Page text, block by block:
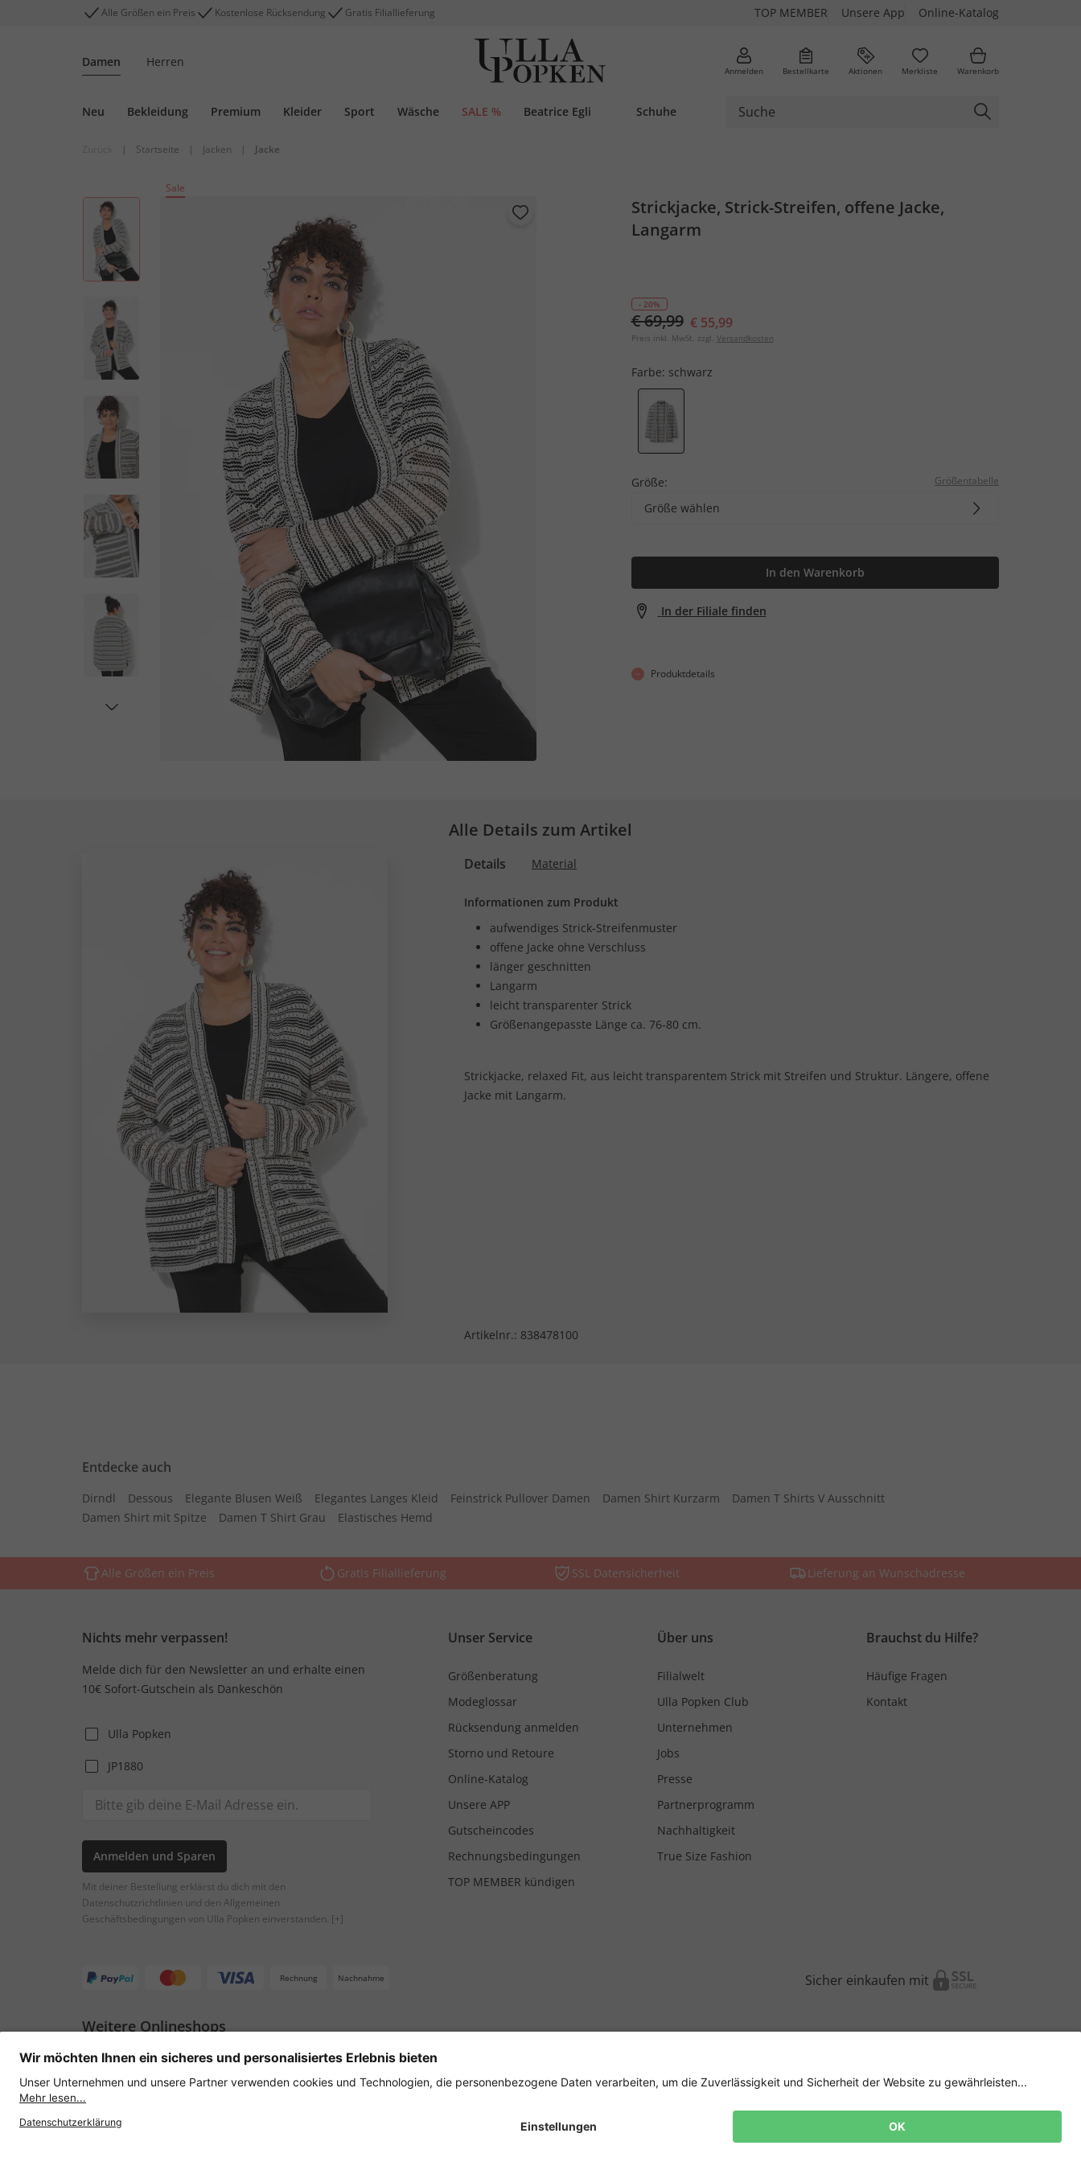
Alle Größen ein Preis Kostenlose Rücksendung Gratis Filiallieferung TOP MEMBER Unsere App Online-Katalog
Damen Herren
Anmelden Bestellkarte Aktionen Merkliste Warenkorb
Neu Bekleidung Premium Kleider Sport Wäsche SALE % Beatrice Egli Schuhe
| Startseite | Jacken | Jacke
Sale
Strickjacke, Strick-Streifen, offene Jacke,
Langarm
- 20%
€ 69,99 € 55,99
Preis inkl. MwSt. zzgl. Versandkosten
Farbe: schwarz
Größe: Größentabelle
Größe wählen
In den Warenkorb
In der Filiale finden
Produktdetails
Alle Details zum Artikel
Details Material
Informationen zum Produkt
aufwendiges Strick-Streifenmuster
offene Jacke ohne Verschluss
länger geschnitten
Langarm
leicht transparenter Strick
Größenangepasste Länge ca. 76-80 cm.
Strickjacke, relaxed Fit, aus leicht transparentem Strick mit Streifen und Struktur. Längere, offene
Jacke mit Langarm.
Artikelnr.: 838478100
Entdecke auch
Dirndl Dessous Elegante Blusen Weiß Elegantes Langes Kleid Feinstrick Pullover Damen Damen Shirt Kurzarm
Damen T Shirts V Ausschnitt
Damen Shirt mit Spitze
Damen T Shirt Grau Elastisches Hemd
Alle Größen ein Preis Gratis Filiallieferung SSL Datensicherheit Lieferung an Wunschadresse
Nichts mehr verpassen!
Melde dich für den Newsletter an und erhalte einen
10€ Sofort-Gutschein als Dankeschön
Ulla Popken
JP1880
Anmelden und Sparen
Mit deiner Bestellung erklärst du dich mit den
Datenschutzrichtlinien und den Allgemeinen
Geschäftsbedingungen von Ulla Popken einverstanden. [+]
Unser Service
Größenberatung
Modeglossar
Rücksendung anmelden
Storno und Retoure
Online-Katalog
Unsere APP
Gutscheincodes
Rechnungsbedingungen
TOP MEMBER kündigen
Über uns
Filialwelt
Ulla Popken Club
Unternehmen
Jobs
Presse
Partnerprogramm
Nachhaltigkeit
True Size Fashion
Brauchst du Hilfe?
Häufige Fragen
Kontakt
Rechnung Nachnahme Sicher einkaufen mit
Weitere Onlineshops
Österreich